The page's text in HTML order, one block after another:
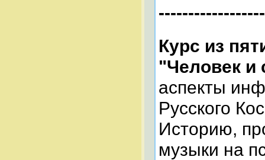
Курс из
"Человек и
аспекты
Русского
Историю,
музыки на